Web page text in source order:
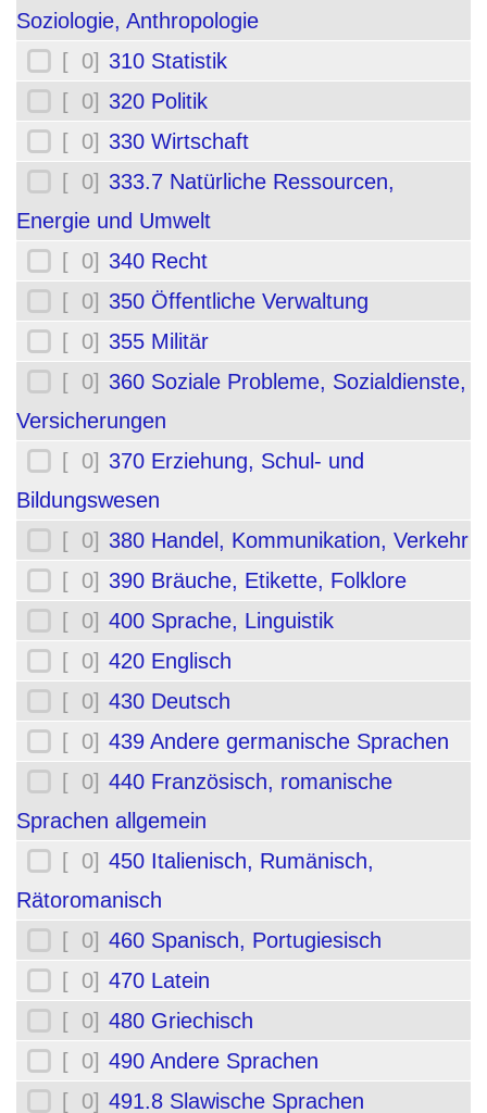
Soziologie, Anthropologie
[ 0] 310 Statistik
[ 0] 320 Politik
[ 0] 330 Wirtschaft
[ 0] 333.7 Natürliche Ressourcen,
Energie und Umwelt
[ 0] 340 Recht
[ 0] 350 Öffentliche Verwaltung
[ 0] 355 Militär
[ 0] 360 Soziale Probleme, Sozialdienste,
Versicherungen
[ 0] 370 Erziehung, Schul- und
Bildungswesen
[ 0] 380 Handel, Kommunikation, Verkehr
[ 0] 390 Bräuche, Etikette, Folklore
[ 0] 400 Sprache, Linguistik
[ 0] 420 Englisch
[ 0] 430 Deutsch
[ 0] 439 Andere germanische Sprachen
[ 0] 440 Französisch, romanische
Sprachen allgemein
[ 0] 450 Italienisch, Rumänisch,
Rätoromanisch
[ 0] 460 Spanisch, Portugiesisch
[ 0] 470 Latein
[ 0] 480 Griechisch
[ 0] 490 Andere Sprachen
[ 0] 491.8 Slawische Sprachen